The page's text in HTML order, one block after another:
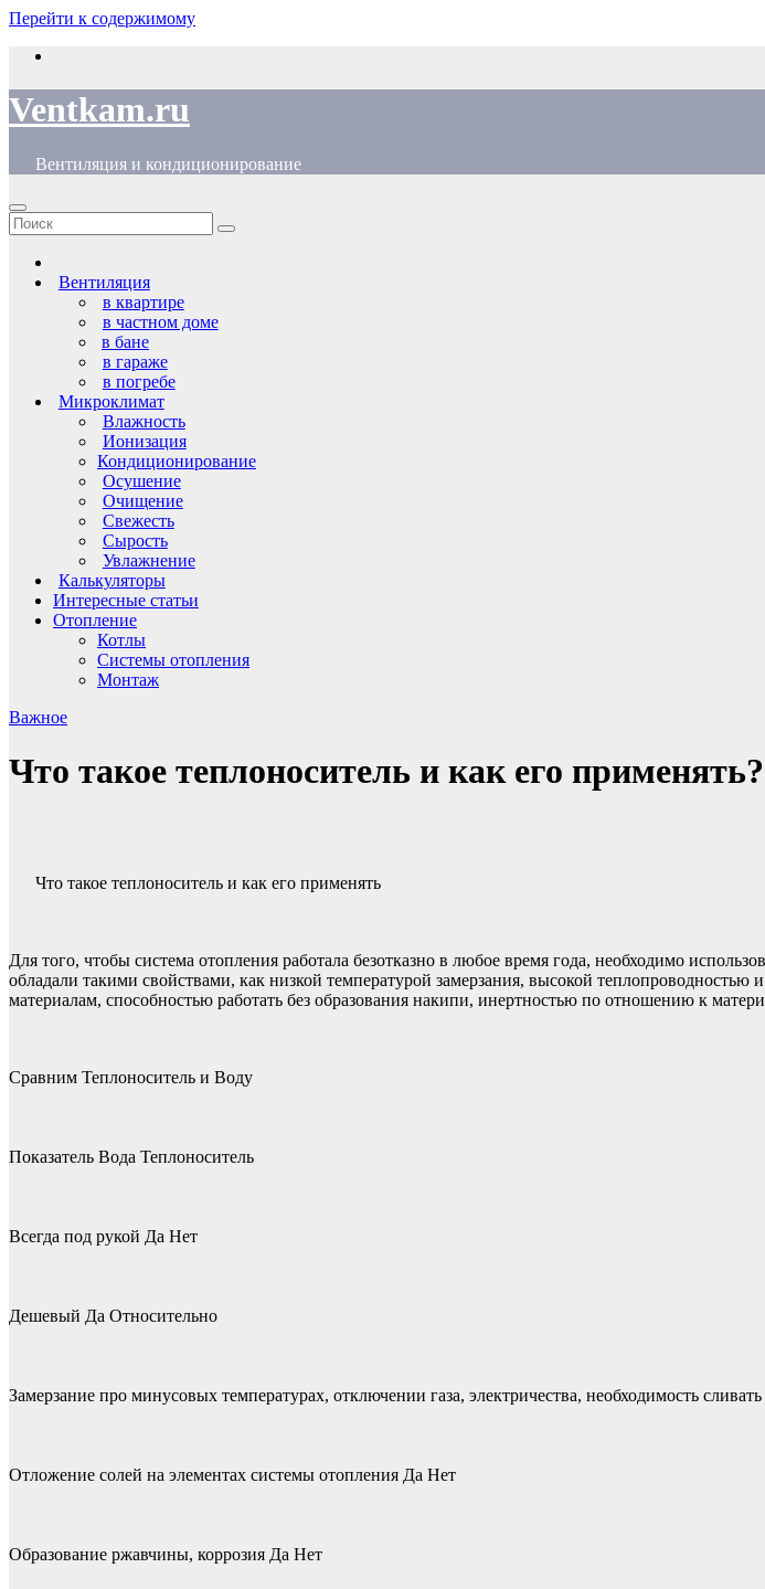
Перейти к содержимому
Ventkam.ru
Вентиляция и кондиционирование
Вентиляция
в квартире
в частном доме
в бане
в гараже
в погребе
Микроклимат
Влажность
Ионизация
Кондиционирование
Осушение
Очищение
Свежесть
Сырость
Увлажнение
Калькуляторы
Интересные статьи
Отопление
Котлы
Системы отопления
Монтаж
Важное
Что такое теплоноситель и как его применять?
Что такое теплоноситель и как его применять
Для того, чтобы система отопления работала безотказно в любое время года, необходимо
обладали такими свойствами, как низкой температурой замерзания, высокой
материалам, способностью работать без образования накипи, инертностью по отношению к
Сравним Теплоноситель и Воду
Показатель Вода Теплоноситель
Всегда под рукой Да Нет
Дешевый Да Относительно
Замерзание про минусовых температурах, отключении газа, электричества, необходимость
Отложение солей на элементах системы отопления Да Нет
Образование ржавчины, коррозия Да Нет